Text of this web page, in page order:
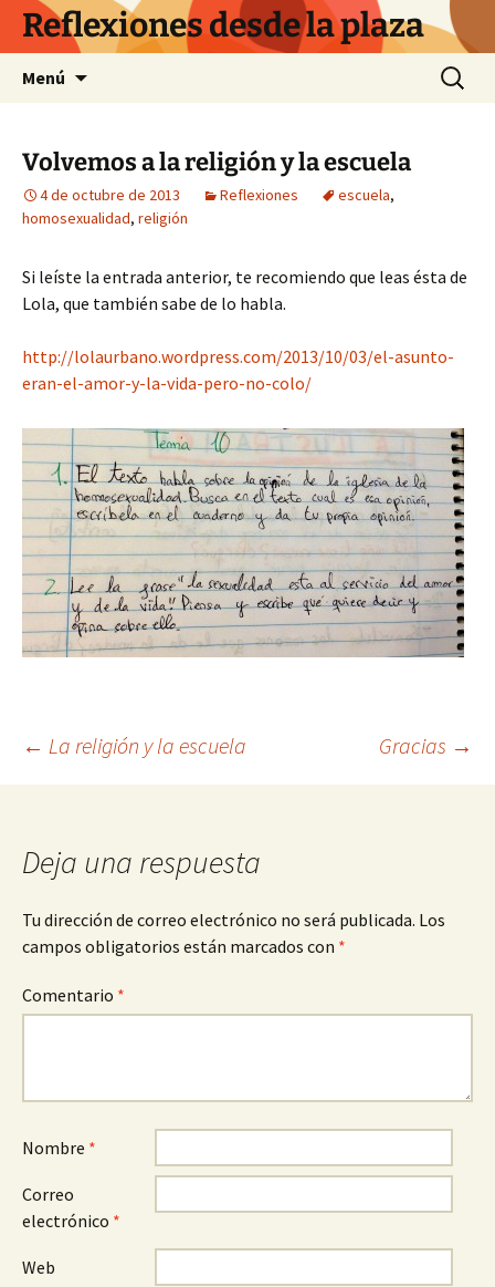
Saltar
contenido
Reflexiones desde la plaza
Menú Buscar:
Volvemos a la religión y la escuela
4 de octubre de 2013 Reflexiones escuela,
homosexualidad, religión
Si leíste la entrada anterior, te recomiendo que leas ésta de
Lola, que también sabe de lo habla.
http://lolaurbano.wordpress.com/2013/10/03/el-asunto-
eran-el-amor-y-la-vida-pero-no-colo/
Navegación
entradas
← La religión y la escuela Gracias →
Deja una respuesta
Tu dirección de correo electrónico no será publicada. Los
campos obligatorios están marcados con *
Comentario *
Nombre *
Correo
electrónico *
Web